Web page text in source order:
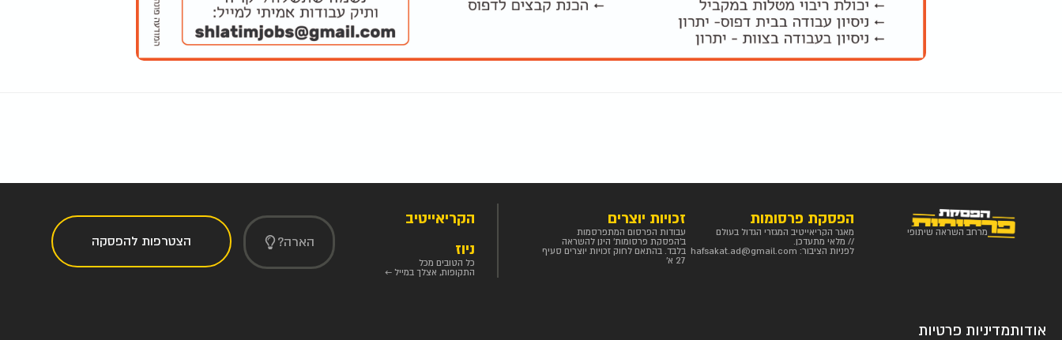
מרחב השראה שיתופי
הפסקת פרסומות
מאגר הקריאייטיב המגזרי הגדול בעולם
// מלאי מתעדכן.
לפניות הציבור: hafsakat.ad@gmail.com
זכויות יוצרים
עבודות הפרסום המתפרסמות
ב'הפסקת פרסומות' הינן להשראה
בלבד. בהתאם לחוק זכויות יוצרים סעיף
27 א'
הקריאייטיב
ניוז
כל הטובים מכל
התקופות, אצלך במייל ←
הארה? הצטרפות להפסקה
אודותמדיניות פרטיות